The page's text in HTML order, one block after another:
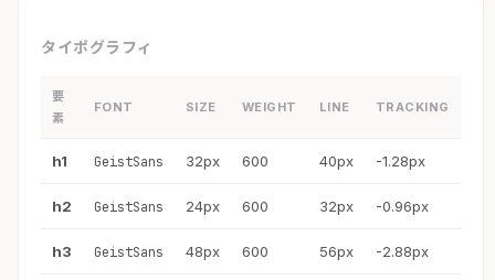
タイポグラフィ
要
素
FONT SIZE WEIGHT LINE TRACKING
h1 GeistSans 32px 600 40px -1.28px
h2 GeistSans 24px 600 32px -0.96px
h3 GeistSans 48px 600 56px -2.88px